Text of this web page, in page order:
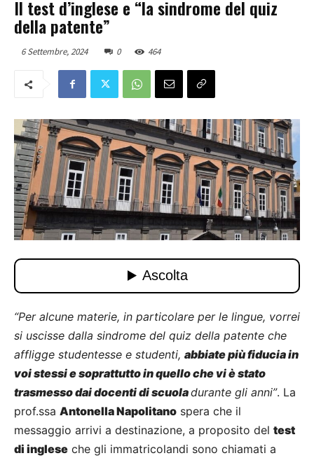
Il test d’inglese e “la sindrome del quiz
della patente”
6 Settembre, 2024 0 464
“Per alcune materie, in particolare per le lingue, vorrei
si uscisse dalla sindrome del quiz della patente che
affligge studentesse e studenti, abbiate più fiducia in
voi stessi e soprattutto in quello che vi è stato
trasmesso dai docenti di scuoladurante gli anni”. La
prof.ssa Antonella Napolitano spera che il
messaggio arrivi a destinazione, a proposito del test
di inglese che gli immatricolandi sono chiamati a